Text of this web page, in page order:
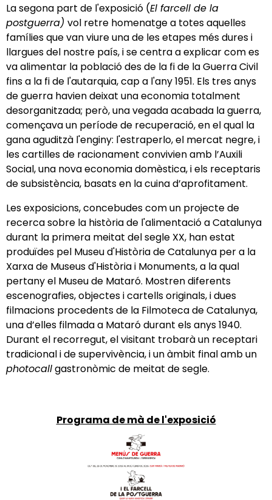
La segona part de l'exposició (El farcell de la
postguerra) vol retre homenatge a totes aquelles
famílies que van viure una de les etapes més dures i
llargues del nostre país, i se centra a explicar com es
va alimentar la població des de la fi de la Guerra Civil
fins a la fi de l'autarquia, cap a l'any 1951. Els tres anys
de guerra havien deixat una economia totalment
desorganitzada; però, una vegada acabada la guerra,
començava un període de recuperació, en el qual la
gana aguditzà l'enginy: l'estraperlo, el mercat negre, i
les cartilles de racionament convivien amb l’Auxili
Social, una nova economia domèstica, i els receptaris
de subsistència, basats en la cuina d’aprofitament.
Les exposicions, concebudes com un projecte de
recerca sobre la història de l'alimentació a Catalunya
durant la primera meitat del segle XX, han estat
produïdes pel Museu d'Història de Catalunya per a la
Xarxa de Museus d'Història i Monuments, a la qual
pertany el Museu de Mataró. Mostren diferents
escenografies, objectes i cartells originals, i dues
filmacions procedents de la Filmoteca de Catalunya,
una d’elles filmada a Mataró durant els anys 1940.
Durant el recorregut, el visitant trobarà un receptari
tradicional i de supervivència, i un àmbit final amb un
photocallgastronòmic de meitat de segle.
Programa de mà de l'exposició